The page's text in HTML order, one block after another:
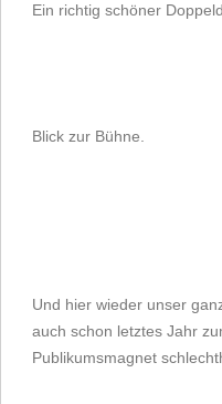
Ein richtig schöner
Blick zur Bühne.
Und hier wieder unser
auch schon letztes Jahr
Publikumsmagnet